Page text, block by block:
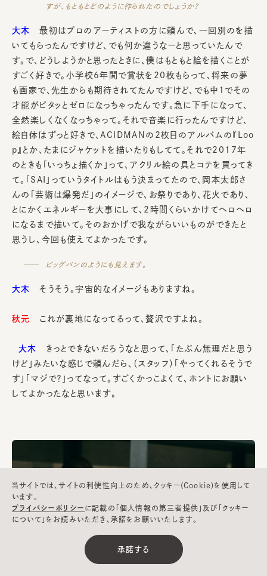
すが、もともとどのように作られたのでしょうか？
大木
最初はプロのアーティストの方に頼んで、一回別のを描
いてもらったんですけど、でも何か違うなーと思っていたんで
す。で、どうしようかと思ったときに、僕はもともと絵を描くことが
すごく好きで。小学校6年間で賞状を20枚もらって、将来の夢
も画家で、先生からも期待されてたんですけど、でも中1でその
才能がピタッとゼロになっちゃったんです。急に下手になって、
全然楽しくなくなっちゃって。それで音楽に行ったんですけど、
絵自体はずっと好きで、ACIDMANの2枚目のアルバムの『Loo
p』とか、たまにジャケットを描いたりもしてて。それで2017年
のときも「いっちょ描くか」って、アクリル絵の具とコテを買ってき
て。「SAI」っていうタイトルはもう決まってたので、岡本太郎さ
んの「芸術は爆発だ」のイメージで、お祭りであり、花火であり、
とにかくエネルギーを大事にして、2時間くらいかけてヘロヘロ
になるまで描いて。そのおかげで我ながらいいものができたと
思うし、今回も使えてよかったです。
ビッグバンのようにも見えます。
大木 そうそう。宇宙的なイメージもありますね。
秋元 これが裏地になってるって、贅沢ですよね。
大木
きっとできないだろうなと思って、「たぶん無理だと思う
けど」みたいな感じで頼んだら、（スタッフ）「やってくれるそうで
す」「マジで？」ってなって。すごくかっこよくて、ホントにお願い
してよかったなと思います。
当サイトでは、サイトの利便性向上のため、クッキー(Cookie)を使用して
います。
プライバシーポリシー に記載の「個人情報の第三者提供」及び「クッキー
について」をお読みいただき、承諾をお願いいたします。
承諾する